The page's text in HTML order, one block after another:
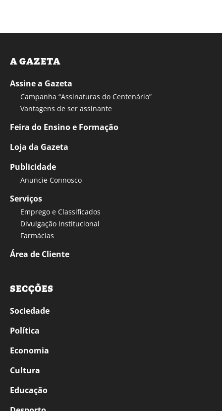
A GAZETA
Assine a Gazeta
Campanha “Assinaturas do Centenário”
Vantagens de ser assinante
Feira do Ensino e Formação
Loja da Gazeta
Publicidade
Anuncie Connosco
Serviços
Emprego e Classificados
Divulgação Institucional
Farmácias
Área de Cliente
SECÇÕES
Sociedade
Política
Economia
Cultura
Educação